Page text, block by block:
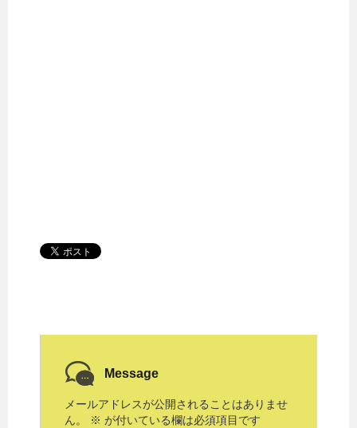
Message
メールアドレスが公開されることはありませ
ん。
※ が付いている欄は必須項目です